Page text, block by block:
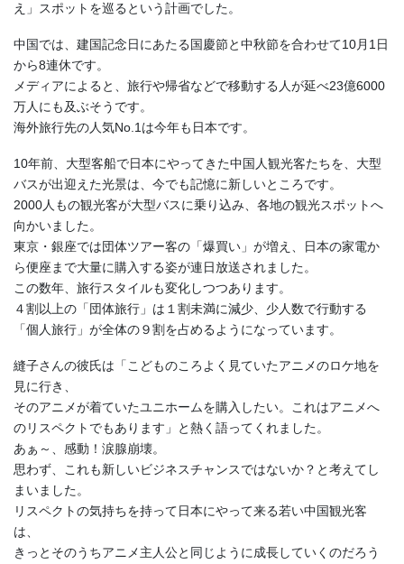
え」スポットを巡るという計画でした。
中国では、建国記念日にあたる国慶節と中秋節を合わせて10月1日
から8連休です。
メディアによると、旅行や帰省などで移動する人が延べ23億6000
万人にも及ぶそうです。
海外旅行先の人気No.1は今年も日本です。
10年前、大型客船で日本にやってきた中国人観光客たちを、大型
バスが出迎えた光景は、今でも記憶に新しいところです。
2000人もの観光客が大型バスに乗り込み、各地の観光スポットへ
向かいました。
東京・銀座では団体ツアー客の「爆買い」が増え、日本の家電か
ら便座まで大量に購入する姿が連日放送されました。
この数年、旅行スタイルも変化しつつあります。
４割以上の「団体旅行」は１割未満に減少、少人数で行動する
「個人旅行」が全体の９割を占めるようになっています。
縫子さんの彼氏は「こどものころよく見ていたアニメのロケ地を
見に行き、
そのアニメが着ていたユニホームを購入したい。これはアニメへ
のリスペクトでもあります」と熱く語ってくれました。
あぁ～、感動！涙腺崩壊。
思わず、これも新しいビジネスチャンスではないか？と考えてし
まいました。
リスペクトの気持ちを持って日本にやって来る若い中国観光客
は、
きっとそのうちアニメ主人公と同じように成長していくのだろう